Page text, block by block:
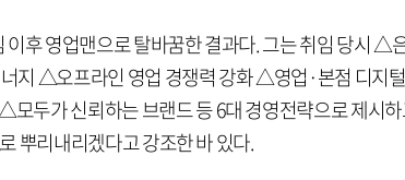
이후 영업맨으로 탈바꿈한 결과다. 그는 취임 당시 △
지 △오프라인 영업 경쟁력 강화 △영업·본점 디지
두가 신뢰하는 브랜드 등 6대 경영전략으로 제시
뿌리내리겠다고 강조한 바 있다.